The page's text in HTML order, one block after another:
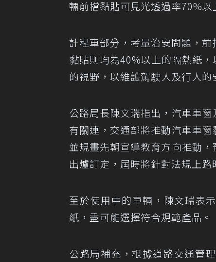
輛前擋黏貼可見光透過率70%
計程車部分，考量治安問題，
黏貼則均為40%以上的隔熱紙
的視野，以維護駕駛人及行人的
公路局長陳文瑞指出，汽車車
有關連，交通部將推動汽車車
並規畫先朝宣導教育方向推動
出爐訂定，屆時將針對法規上
至於使用中的車輛，陳文瑞表
紙，盡可能選擇符合規範產品。
公路局補充，根據道路交通管